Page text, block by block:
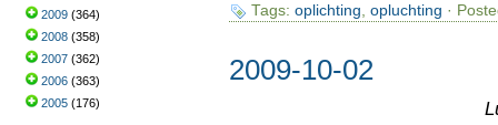
Tags: oplichting, opluchting ·
2009-10-02
2009 (364)
2008 (358)
2007 (362)
2006 (363)
2005 (176)